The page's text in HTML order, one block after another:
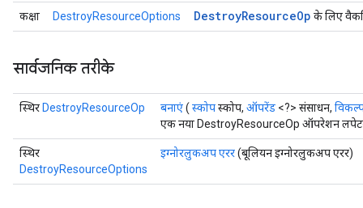
कक्षा DestroyResourceOptions DestroyResourceOp के लिए
सार्वजनिक तरीके
स्थिर DestroyResourceOp बनाएं( स्कोपस्कोप, ऑपरेंड <?> संसाधन,
एक नया DestroyResourceOp ऑपरेशन
स्थिर
DestroyResourceOptions
इग्नोरलुकअप एरर(बूलियन इग्नोरलुकअप एरर)